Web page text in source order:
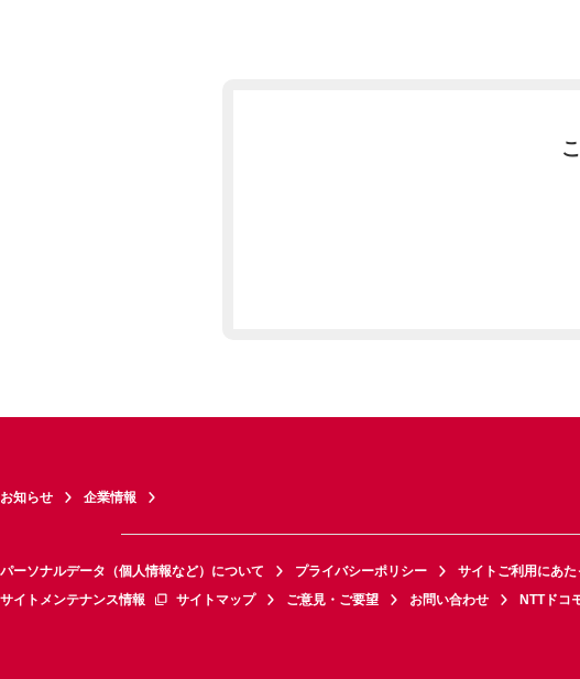
お知らせ 企業情報
パーソナルデータ（個人情報など）について プライバシーポリシー サイトご利用にあた
サイトメンテナンス情報
サイトマップ ご意見・ご要望 お問い合わせ NTTドコ